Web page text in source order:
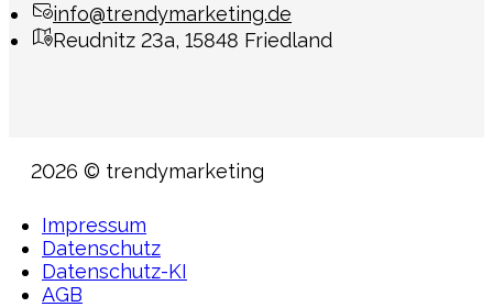
info@trendymarketing.de
Reudnitz 23a, 15848 Friedland
2026 © trendymarketing
Impressum
Datenschutz
Datenschutz-KI
AGB